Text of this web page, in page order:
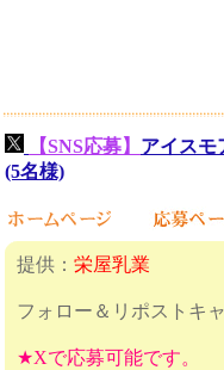
【SNS応募】 アイスモ
(5名様)
提供： 栄屋乳業
フォロー＆リポストキ
★Xで応募可能です。